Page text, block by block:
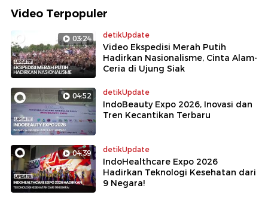
Video Terpopuler
03:24 detikUpdate
Video Ekspedisi Merah Putih
Hadirkan Nasionalisme, Cinta Alam-
Ceria di Ujung Siak
04:52 detikUpdate
IndoBeauty Expo 2026, Inovasi dan
Tren Kecantikan Terbaru
04:39 detikUpdate
IndoHealthcare Expo 2026
Hadirkan Teknologi Kesehatan dari
9 Negara!